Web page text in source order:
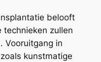
belooft
technieken zullen
Vooruitgang in
kunstmatige